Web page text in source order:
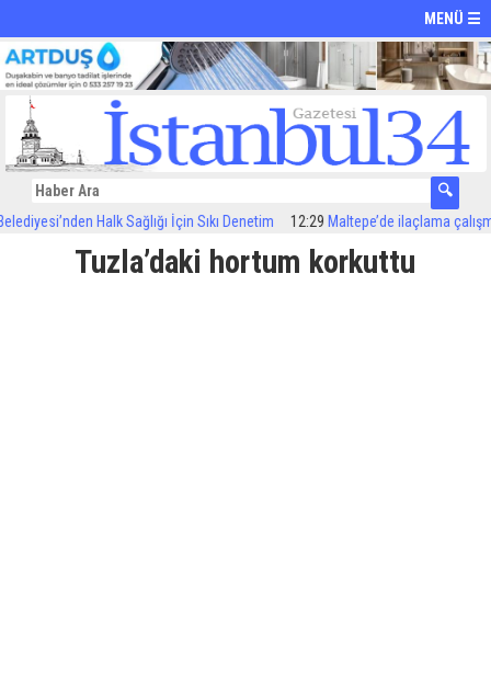
MENÜ ☰
Halk Sağlığı İçin Sıkı Denetim 12:29 Maltepe’de ilaçlama
Tuzla’daki hortum korkuttu